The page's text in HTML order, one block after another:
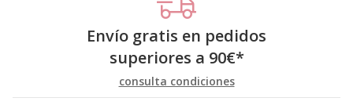
Envío gratis en pedidos
superiores a 90€*
consulta condiciones